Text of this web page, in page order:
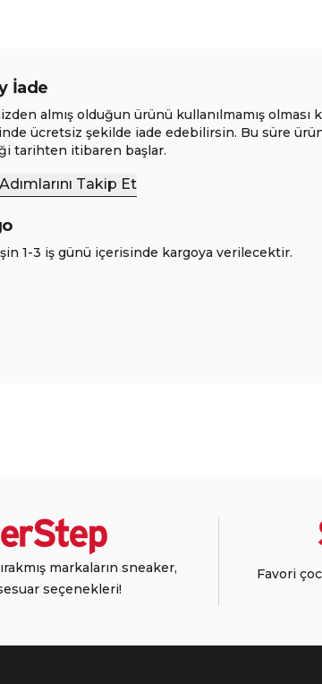
İade
almış olduğun ürünü kullanılmamış olması
ücretsiz şekilde iade edebilirsin. Bu süre
tarihten itibaren başlar.
Takip Et
1-3 iş günü içerisinde kargoya verilecektir.
markaların sneaker,
seçenekleri!
Favori